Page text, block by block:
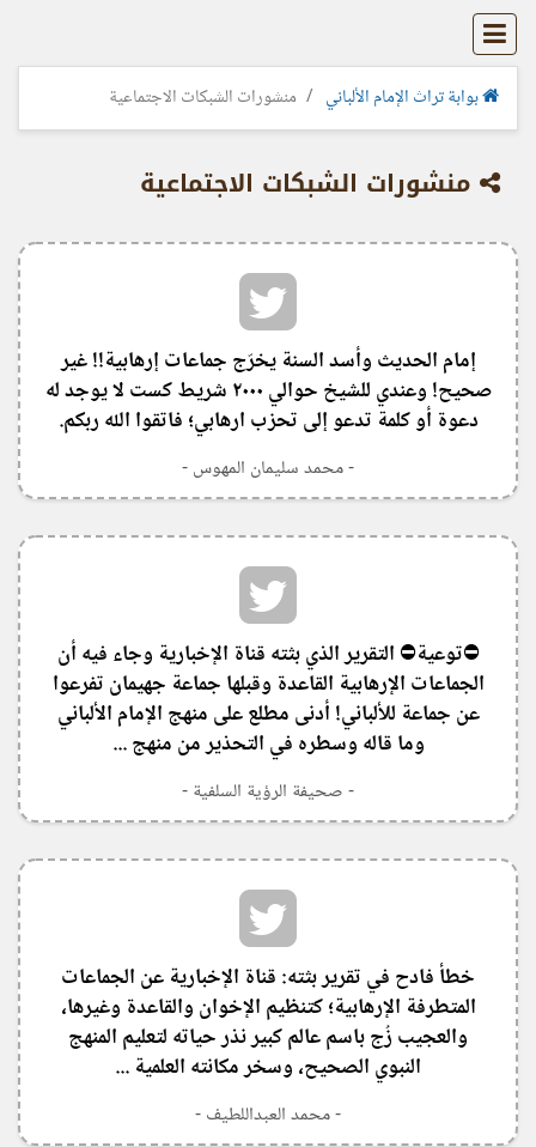
بوابة تراث الإمام الألباني منشورات الشبكات الاجتماعية
منشورات الشبكات الاجتماعية
إمام الحديث وأسد السنة يخرّج جماعات إرهابية!! غير
صحيح! وعندي للشيخ حوالي ٢٠٠٠ شريط كست لا يوجد له
دعوة أو كلمة تدعو إلى تحزب ارهابي؛ فاتقوا الله ربكم.
- محمد سليمان المهوس -
⛔️توعية⛔️ التقرير الذي بثته قناة الإخبارية وجاء فيه أن
الجماعات الإرهابية القاعدة وقبلها جماعة جهيمان تفرعوا
عن جماعة للألباني! أدنى مطلع على منهج الإمام الألباني
وما قاله وسطره في التحذير من منهج ...
- صحيفة الرؤية السلفية -
‏خطأ فادح في تقرير بثته: قناة الإخبارية عن الجماعات
المتطرفة الإرهابية؛ كتنظيم الإخوان والقاعدة وغيرها،
والعجيب زُج باسم عالم كبير نذر حياته لتعليم المنهج
النبوي الصحيح، وسخر مكانته العلمية ...
- محمد العبداللطيف -